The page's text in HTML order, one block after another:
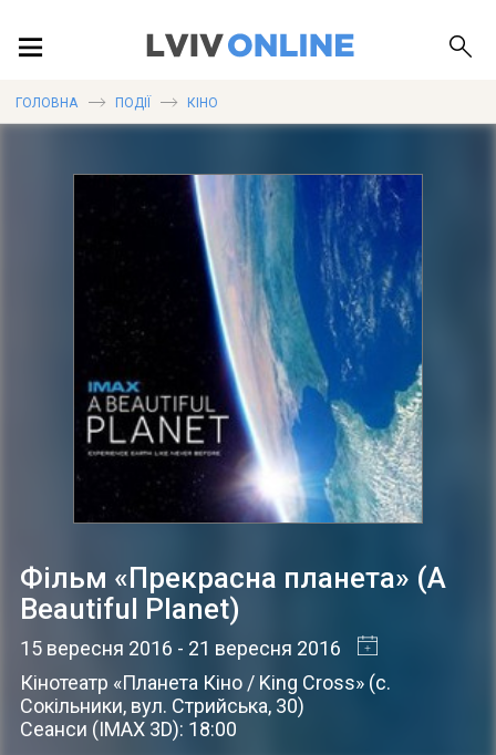
ДОВІДКА
ГОЛОВНА ПОДІЇ КІНО
Фільм «Прекрасна планета» (A
Beautiful Planet)
15 вересня 2016 - 21 вересня 2016
Кінотеатр «Планета Кіно / King Cross» (с.
Сокільники, вул. Стрийська, 30)
Сеанси (ІМАХ 3D): 18:00